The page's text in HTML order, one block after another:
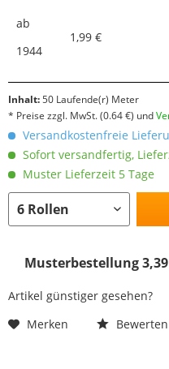
ab
1944
1,99 €
Inhalt:50 Laufende(r) Meter
* Preise zzgl. MwSt.(0.64 €) und
Versandkostenfreie
Sofort versandfertig,
Muster Lieferzeit 5 Tage
Musterbestellung
Artikel günstiger gesehen?
Merken
Bewerten